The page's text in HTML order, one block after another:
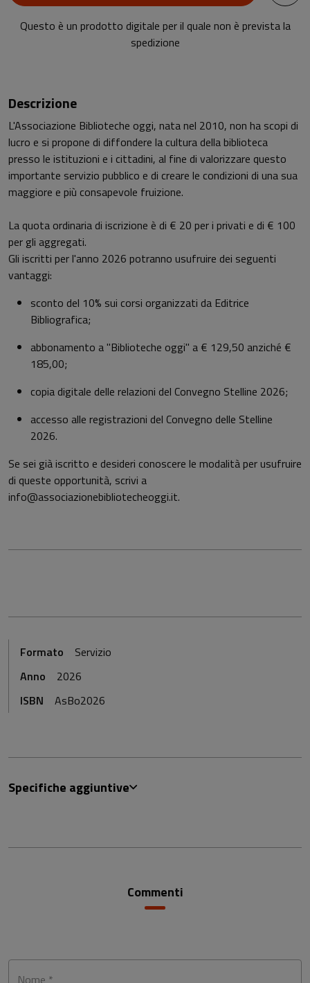
Questo è un prodotto digitale per il quale non è prevista la
spedizione
Descrizione
L'Associazione Biblioteche oggi, nata nel 2010, non ha scopi di
lucro e si propone di diffondere la cultura della biblioteca
presso le istituzioni e i cittadini, al fine di valorizzare questo
importante servizio pubblico e di creare le condizioni di una sua
maggiore e più consapevole fruizione.
La quota ordinaria di iscrizione è di € 20 per i privati e di € 100
per gli aggregati.
Gli iscritti per l'anno 2026 potranno usufruire dei seguenti
vantaggi:
sconto del 10% sui corsi organizzati da Editrice
Bibliografica;
abbonamento a "Biblioteche oggi" a € 129,50 anziché €
185,00;
copia digitale delle relazioni del Convegno Stelline 2026;​
accesso alle registrazioni del Convegno delle Stelline
2026.
Se sei già iscritto e desideri conoscere le modalità per usufruire
di queste opportunità, scrivi a
info@associazionebibliotecheoggi.it.
Formato
Servizio
Anno
2026
ISBN
AsBo2026
Specifiche aggiuntive
Commenti
Nome *